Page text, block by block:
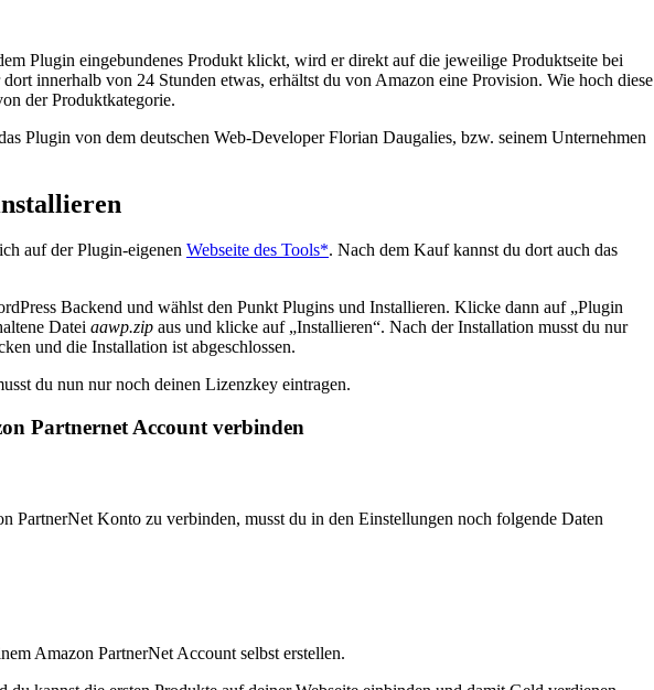
Plugin eingebundenes Produkt klickt, wird er direkt auf die jeweilige Produktseite bei
innerhalb von 24 Stunden etwas, erhältst du von Amazon eine Provision. Wie hoch diese
der Produktkategorie.
Plugin von dem deutschen Web-Developer Florian Daugalies, bzw. seinem Unternehmen
auf der Plugin-eigenen Webseite des Tools*. Nach dem Kauf kannst du dort auch das
Backend und wählst den Punkt Plugins und Installieren. Klicke dann auf „Plugin
Datei aawp.zip aus und klicke auf „Installieren“. Nach der Installation musst du nur
und die Installation ist abgeschlossen.
du nun nur noch deinen Lizenzkey eintragen.
Partnernet Account verbinden
PartnerNet Konto zu verbinden, musst du in den Einstellungen noch folgende Daten
Amazon PartnerNet Account selbst erstellen.